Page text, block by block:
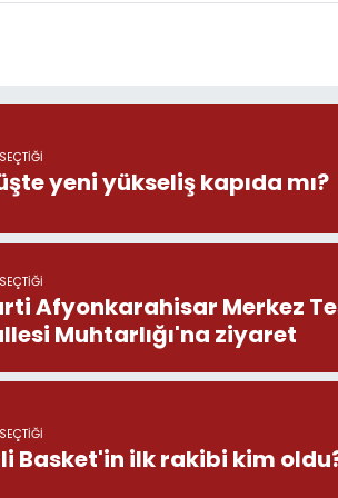
yeni yükseliş kapıda mı?
Afyonkarahisar Merkez
Muhtarlığı'na ziyaret
Basket'in ilk rakibi kim